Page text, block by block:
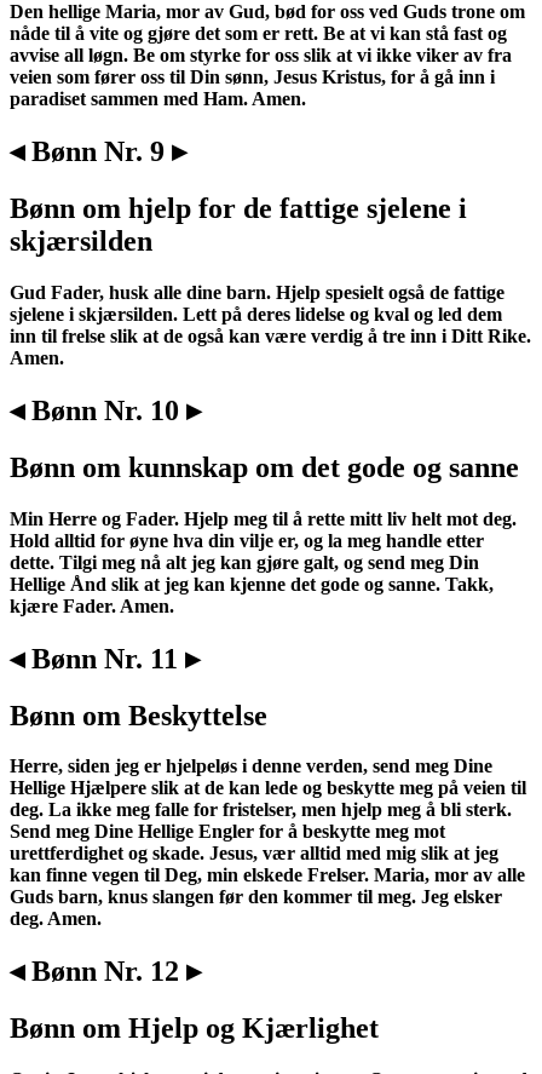
Den hellige Maria, mor av Gud, bød for oss ved Guds trone om
nåde til å vite og gjøre det som er rett. Be at vi kan stå fast og
avvise all løgn. Be om styrke for oss slik at vi ikke viker av fra
veien som fører oss til Din sønn, Jesus Kristus, for å gå inn i
paradiset sammen med Ham. Amen.
◂ Bønn Nr. 9 ▸
Bønn om hjelp for de fattige sjelene i
skjærsilden
Gud Fader, husk alle dine barn. Hjelp spesielt også de fattige
sjelene i skjærsilden. Lett på deres lidelse og kval og led dem
inn til frelse slik at de også kan være verdig å tre inn i Ditt Rike.
Amen.
◂ Bønn Nr. 10 ▸
Bønn om kunnskap om det gode og sanne
Min Herre og Fader. Hjelp meg til å rette mitt liv helt mot deg.
Hold alltid for øyne hva din vilje er, og la meg handle etter
dette. Tilgi meg nå alt jeg kan gjøre galt, og send meg Din
Hellige Ånd slik at jeg kan kjenne det gode og sanne. Takk,
kjære Fader. Amen.
◂ Bønn Nr. 11 ▸
Bønn om Beskyttelse
Herre, siden jeg er hjelpeløs i denne verden, send meg Dine
Hellige Hjælpere slik at de kan lede og beskytte meg på veien til
deg. La ikke meg falle for fristelser, men hjelp meg å bli sterk.
Send meg Dine Hellige Engler for å beskytte meg mot
urettferdighet og skade. Jesus, vær alltid med mig slik at jeg
kan finne vegen til Deg, min elskede Frelser. Maria, mor av alle
Guds barn, knus slangen før den kommer til meg. Jeg elsker
deg. Amen.
◂ Bønn Nr. 12 ▸
Bønn om Hjelp og Kjærlighet